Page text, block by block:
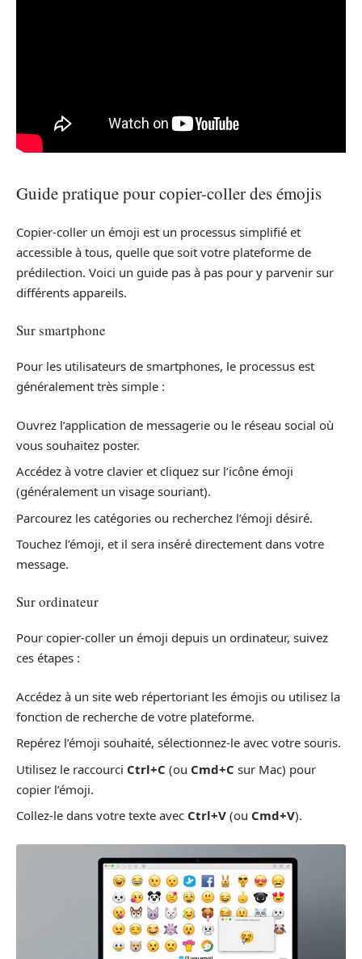
Guide pratique pour copier-coller des émojis
Copier-coller un émoji est un processus simplifié et
accessible à tous, quelle que soit votre plateforme de
prédilection. Voici un guide pas à pas pour y parvenir sur
différents appareils.
Sur smartphone
Pour les utilisateurs de smartphones, le processus est
généralement très simple :
Ouvrez l’application de messagerie ou le réseau social où
vous souhaitez poster.
Accédez à votre clavier et cliquez sur l’icône émoji
(généralement un visage souriant).
Parcourez les catégories ou recherchez l’émoji désiré.
Touchez l’émoji, et il sera inséré directement dans votre
message.
Sur ordinateur
Pour copier-coller un émoji depuis un ordinateur, suivez
ces étapes :
Accédez à un site web répertoriant les émojis ou utilisez la
fonction de recherche de votre plateforme.
Repérez l’émoji souhaité, sélectionnez-le avec votre souris.
Utilisez le raccourci Ctrl+C (ou Cmd+C sur Mac) pour
copier l’émoji.
Collez-le dans votre texte avec Ctrl+V (ou Cmd+V).